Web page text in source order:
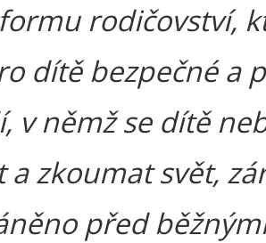
rodičovství,
dítě bezpečné a
v němž se dítě
a zkoumat svět,
před